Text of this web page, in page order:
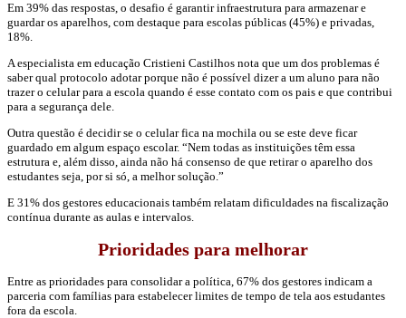
Em 39% das respostas, o desafio é garantir infraestrutura para armazenar e
guardar os aparelhos, com destaque para escolas públicas (45%) e privadas,
18%.
A especialista em educação Cristieni Castilhos nota que um dos problemas é
saber qual protocolo adotar porque não é possível dizer a um aluno para não
trazer o celular para a escola quando é esse contato com os pais e que contribui
para a segurança dele.
Outra questão é decidir se o celular fica na mochila ou se este deve ficar
guardado em algum espaço escolar. “Nem todas as instituições têm essa
estrutura e, além disso, ainda não há consenso de que retirar o aparelho dos
estudantes seja, por si só, a melhor solução.”
E 31% dos gestores educacionais também relatam dificuldades na fiscalização
contínua durante as aulas e intervalos.
Prioridades para melhorar
Entre as prioridades para consolidar a política, 67% dos gestores indicam a
parceria com famílias para estabelecer limites de tempo de tela aos estudantes
fora da escola.